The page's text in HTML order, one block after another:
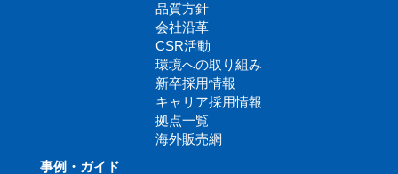
品質方針
会社沿革
CSR活動
環境への取り組み
新卒採用情報
キャリア採用情報
拠点一覧
海外販売網
事例・ガイド